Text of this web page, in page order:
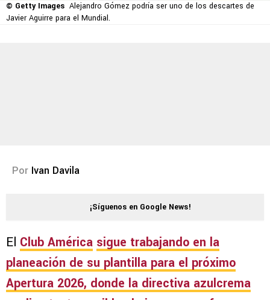
© Getty Images Alejandro Gómez podría ser uno de los descartes de
Javier Aguirre para el Mundial.
Por Ivan Davila
¡Síguenos en Google News!
El Club América sigue trabajando en la
planeación de su plantilla para el próximo
Apertura 2026, donde la directiva azulcrema